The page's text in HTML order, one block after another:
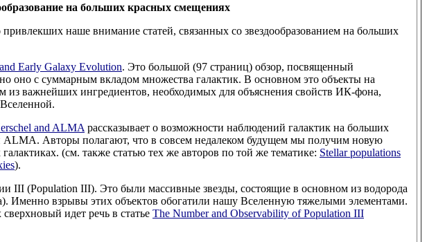
на больших красных смещениях
наше внимание статей, связанных со звездообразованием на больших
Early Galaxy Evolution. Это большой (97 страниц) обзор, посвященный
оно с суммарным вкладом множества галактик. В основном это объекты на
важнейших ингредиентов, необходимых для объяснения свойств ИК-фона,
Вселенной.
and ALMA рассказывает о возможности наблюдений галактик на больших
ALMA. Авторы полагают, что в совсем недалеком будущем мы получим новую
(см. также статью тех же авторов по той же тематике: Stellar populations
).
III (Population III). Это были массивные звезды, состоящие в основном из водорода
Именно взрывы этих объектов обогатили нашу Вселенную тяжелыми элементами.
идет речь в статье The Number and Observability of Population III